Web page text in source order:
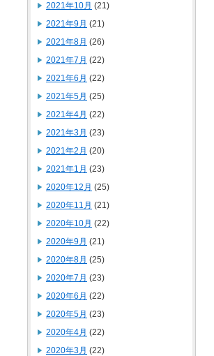
2021年10月 (21)
2021年9月 (21)
2021年8月 (26)
2021年7月 (22)
2021年6月 (22)
2021年5月 (25)
2021年4月 (22)
2021年3月 (23)
2021年2月 (20)
2021年1月 (23)
2020年12月 (25)
2020年11月 (21)
2020年10月 (22)
2020年9月 (21)
2020年8月 (25)
2020年7月 (23)
2020年6月 (22)
2020年5月 (23)
2020年4月 (22)
2020年3月 (22)